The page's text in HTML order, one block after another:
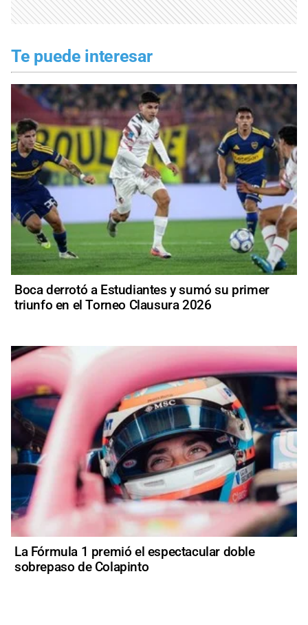
Te puede interesar
Boca derrotó a Estudiantes y sumó su primer
triunfo en el Torneo Clausura 2026
La Fórmula 1 premió el espectacular doble
sobrepaso de Colapinto